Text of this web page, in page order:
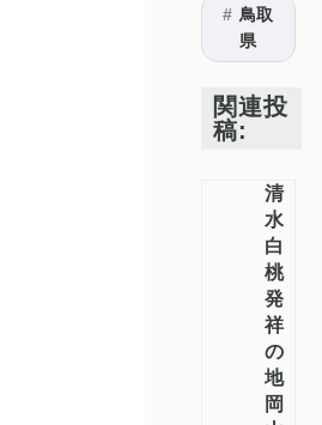
鳥取
県
関連投
稿:
清
水
白
桃
発
祥
の
地
岡